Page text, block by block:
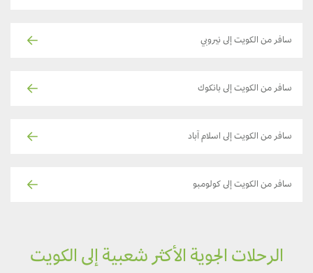
سافر من الكويت إلى نيروبي
سافر من الكويت إلى بانكوك
سافر من الكويت إلى اسلام آباد
سافر من الكويت إلى كولومبو
الرحلات الجوية الأكثر شعبية إلى الكويت